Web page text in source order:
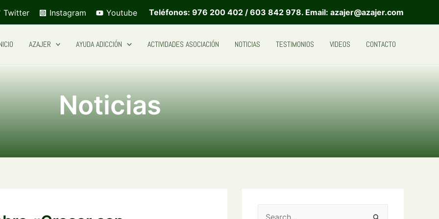
Twitter Instagram Youtube Teléfonos: 976 200 402 / 603 842 978. Email: azajer@azajer.com
AZAJER AYUDA ADICCIÓN ACTIVIDADES ASOCIACIÓN NOTICIAS TESTIMONIOS VIDEOS CONTACTO
Noticias